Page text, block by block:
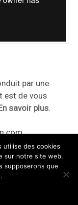
par une
est de vous
savoir plus.
utilise des cookies
sur notre site web.
supposerons que